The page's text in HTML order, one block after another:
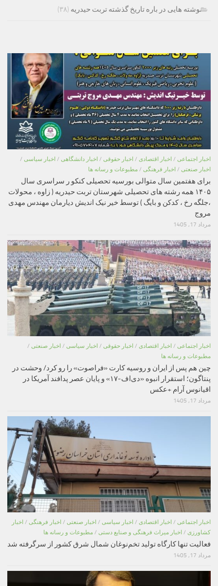
نوشته هایی در باره تاریخ گذشته تربت حیدریه (۳۸)
اخبار اجتماعی / اخبار اقتصادی / اخبار حقوقی / اخبار دانشگاهی / اخبار سیاسی /
اخبار صنعتی / اخبار فرهنگی / مطبوعات و رسانه ها
برای هفتمین سال متوالی بورسیه تحصیلی کنکو ر سراسری سال
۱۴۰۵ همه رشته های تحصیلی شهرستان تربت حیدریه ( زاوه ، محولات
،جلگه رخ ، کدکن و بایگ ) توسط خیر نیک اندیش دیارمان مهندس مهدی
مروج
مرداد 17, 1405
اخبار اجتماعی / اخبار اقتصادی / اخبار حقوقی / اخبار سیاسی / اخبار صنعتی /
مطبوعات و رسانه ها
چین هم پس از ایران و روسیه کارت «فراصوت» را رو کرد/ وحشت در
پنتاگون؛ استقرار انبوه «دی‌اف‑۱۷» و پایان عصر پدافند آمریکا در
اقیانوس آرام +عکس
مرداد 17, 1405
اخبار اجتماعی / اخبار اقتصادی / اخبار سیاسی / اخبار صنعتی / اخبار فرهنگی / اخبار
کشاورزی / اخبار میراث فرهنگی و صنایع دستی / مطبوعات و رسانه ها
فعالیت تنها کارگاه تولید تخم‌نوغان شمال شرق کشور از سرگرفته شد
مرداد 17, 1405